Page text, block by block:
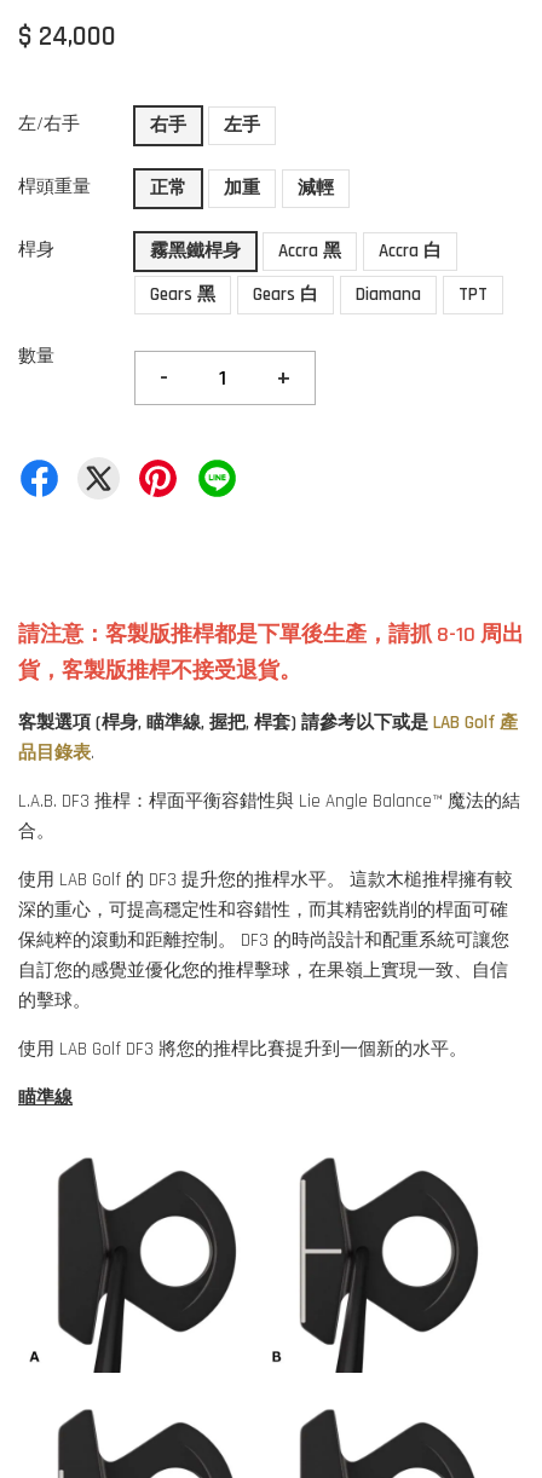
$ 24,000
左/右手 右手 左手
桿頭重量 正常 加重 減輕
桿身 霧黑鐵桿身 Accra 黑
Accra 白
Gears 黑
Gears 白 Diamana TPT
數量
- +
請注意：客製版推桿都是下單後生產 ， 請抓 8-10 周出
貨，客製版推桿不接受退貨。
客製選項 (桿身, 瞄準線, 握把, 桿套) 請參考以下或是 LAB Golf 產
品目錄表.
L.A.B. DF3 推桿：桿面平衡容錯性與 Lie Angle Balance™ 魔法的結
合。
使用 LAB Golf 的 DF3 提升您的推桿水平。 這款木槌推桿擁有較
深的重心，可提高穩定性和容錯性，而其精密銑削的桿面可確
保純粹的滾動和距離控制。 DF3 的時尚設計和配重系統可讓您
自訂您的感覺並優化您的推桿擊球，在果嶺上實現一致、自信
的擊球。
使用 LAB Golf DF3 將您的推桿比賽提升到一個新的水平。
瞄準線